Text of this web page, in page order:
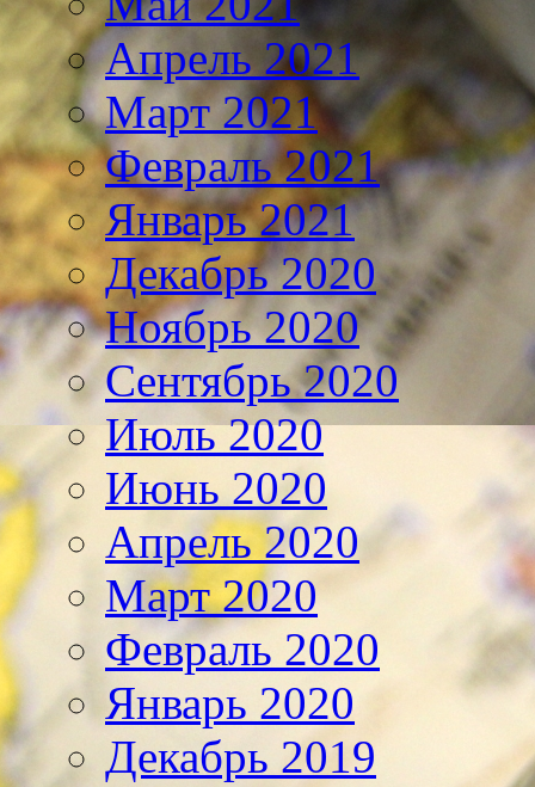
Апрель 2021
Март 2021
Февраль 2021
Январь 2021
Декабрь 2020
Ноябрь 2020
Сентябрь 2020
Июль 2020
Июнь 2020
Апрель 2020
Март 2020
Февраль 2020
Январь 2020
Декабрь 2019